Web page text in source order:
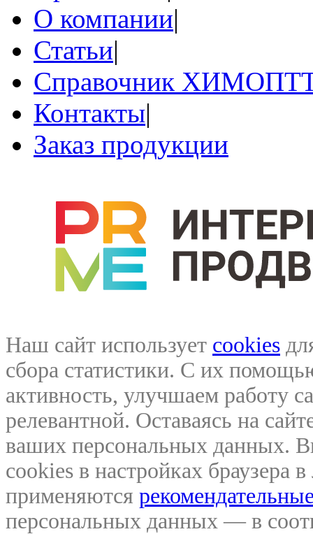
О компании|
Статьи|
Справочник
Контакты|
Заказ продукции
Наш сайт использует cookies
сбора статистики. С их
активность, улучшаем работу
релевантной. Оставаясь на
ваших персональных данных.
cookies в настройках браузера
применяются
персональных данных — в